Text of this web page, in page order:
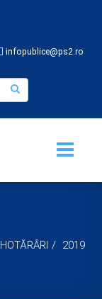
infopublice@ps2.ro
HOTĂRÂRI
2019